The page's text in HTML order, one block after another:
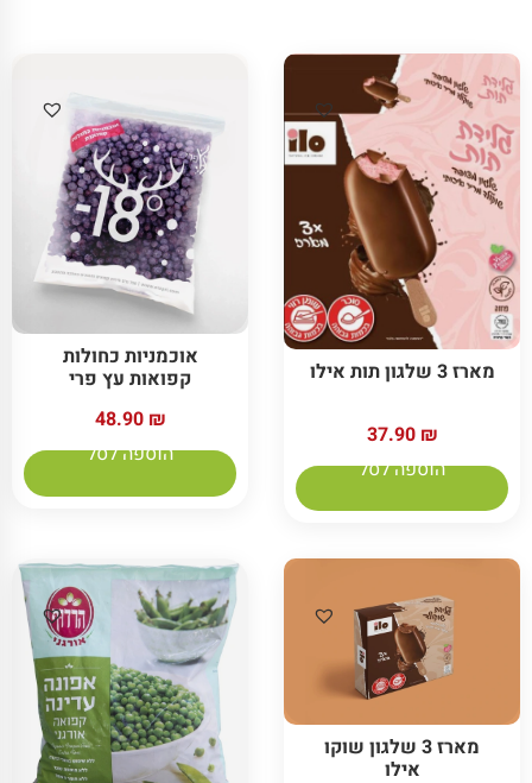
מארז 3 שלגון תות אילו
37.90 ₪
הוספה לסל
אוכמניות כחולות
קפואות עץ פרי
48.90 ₪
הוספה לסל
מארז 3 שלגון שוקו
אילו